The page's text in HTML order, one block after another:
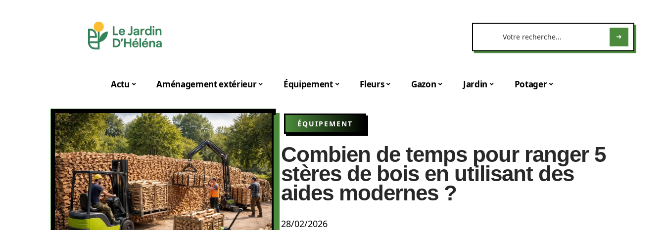
Actu Aménagement extérieur Équipement Fleurs Gazon Jardin Potager
ÉQUIPEMENT
Combien de temps pour ranger 5
stères de bois en utilisant des
aides modernes ?
28/02/2026